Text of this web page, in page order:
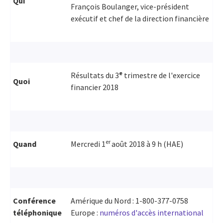
François Boulanger, vice-président
exécutif et chef de la direction financière
Quoi
Résultats du 3e trimestre de l'exercice
financier 2018
Quand Mercredi 1 eraoût 2018 à 9 h (HAE)
Conférence
téléphonique
Amérique du Nord : 1-800-377-0758
Europe : numéros d'accès international